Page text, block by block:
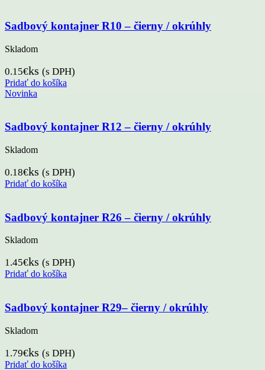
Sadbový kontajner R10 – čierny / okrúhly
Skladom
0.15€ks (s DPH)
Pridať do košíka
Novinka
Sadbový kontajner R12 – čierny / okrúhly
Skladom
0.18€ks (s DPH)
Pridať do košíka
Sadbový kontajner R26 – čierny / okrúhly
Skladom
1.45€ks (s DPH)
Pridať do košíka
Sadbový kontajner R29– čierny / okrúhly
Skladom
1.79€ks (s DPH)
Pridať do košíka